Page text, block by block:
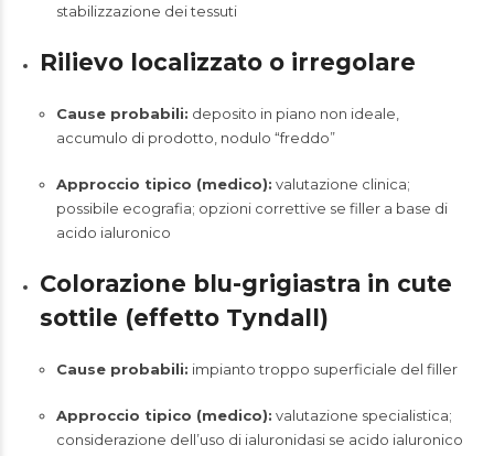
stabilizzazione dei tessuti
Rilievo localizzato o irregolare
Cause probabili: deposito in piano non ideale,
accumulo di prodotto, nodulo “freddo”
Approccio tipico (medico): valutazione clinica;
possibile ecografia; opzioni correttive se filler a base di
acido ialuronico
Colorazione blu-grigiastra in cute
sottile (effetto Tyndall)
Cause probabili: impianto troppo superficiale del filler
Approccio tipico (medico): valutazione specialistica;
considerazione dell’uso di ialuronidasi se acido ialuronico